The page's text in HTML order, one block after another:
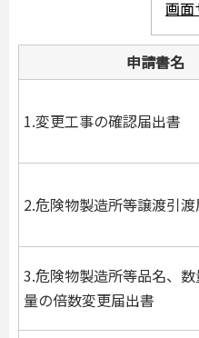
画面
申請書名
1.変更工事の確認届出書
2.危険物製造所等譲渡引
3.危険物製造所等品名、
量の倍数変更届出書